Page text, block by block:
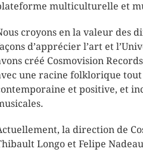
multiculturelle et
croyons en la valeur des
d’apprécier l’art et
créé Cosmovision
une racine folklorique
et positive, et
la direction de
Longo et Felipe